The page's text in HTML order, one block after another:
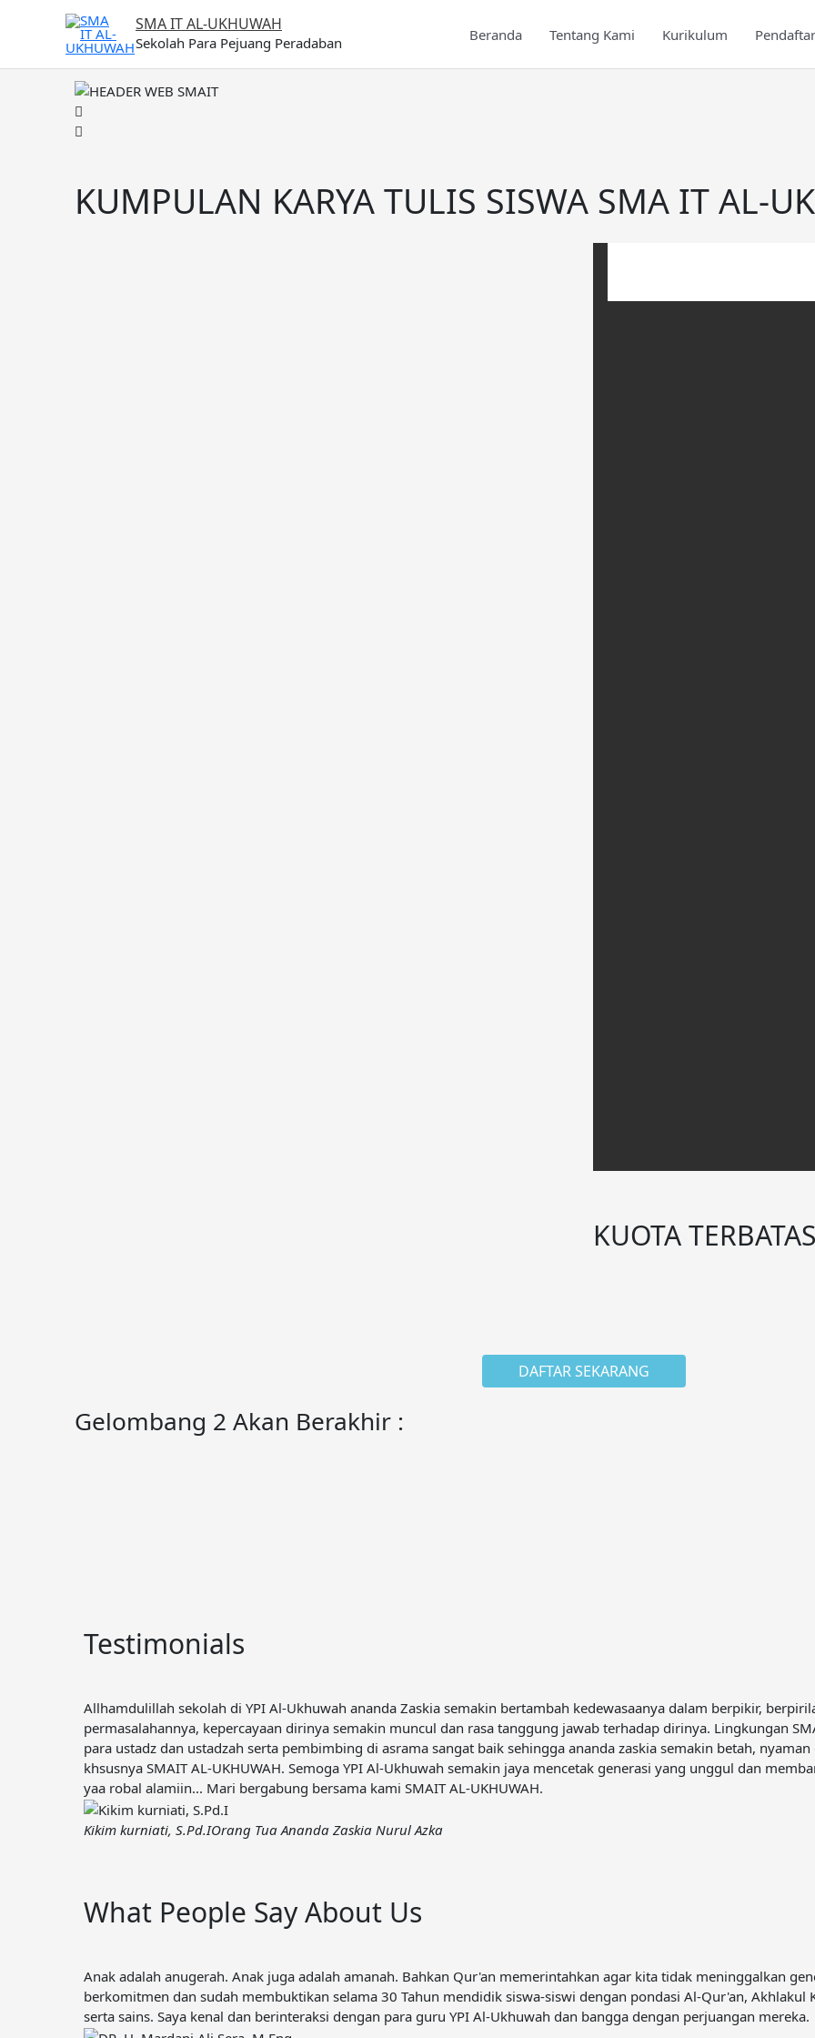
SMA IT AL-UKHUWAH
Sekolah Para Pejuang Peradaban Beranda Tentang Kami Kurikulum
KUMPULAN KARYA TULIS SISWA SMA IT AL-
KUOTA TERBATAS
DAFTAR SEKARANG
Gelombang 2 Akan Berakhir :
Testimonials
Allhamdulillah sekolah di YPI Al-Ukhuwah ananda Zaskia semakin bertambah kedewasaanya dalam berpikir,
permasalahannya, kepercayaan dirinya semakin muncul dan rasa tanggung jawab terhadap dirinya. Lingkungan
para ustadz dan ustadzah serta pembimbing di asrama sangat baik sehingga ananda zaskia semakin betah,
khsusnya SMAIT AL-UKHUWAH. Semoga YPI Al-Ukhuwah semakin jaya mencetak generasi yang unggul dan
yaa robal alamiin... Mari bergabung bersama kami SMAIT AL-UKHUWAH.
Kikim kurniati, S.Pd.IOrang Tua Ananda Zaskia Nurul Azka
What People Say About Us
Anak adalah anugerah. Anak juga adalah amanah. Bahkan Qur'an memerintahkan agar kita tidak meninggalkan
berkomitmen dan sudah membuktikan selama 30 Tahun mendidik siswa-siswi dengan pondasi Al-Qur'an, Akhlakul
serta sains. Saya kenal dan berinteraksi dengan para guru YPI Al-Ukhuwah dan bangga dengan perjuangan mereka.